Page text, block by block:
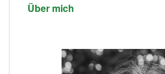
Über mich